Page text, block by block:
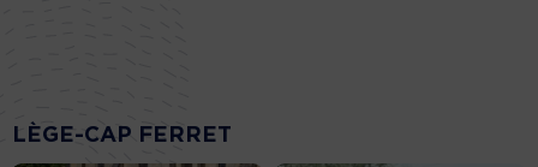
LÈGE-CAP FERRET